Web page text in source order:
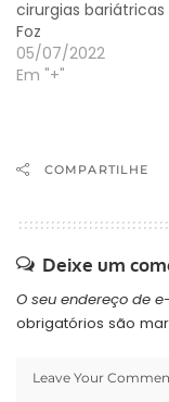
cirurgias
Foz
05/07/2022
Em "+"
COMPARTILHE
Deixe um
O seu endereço de
obrigatórios são